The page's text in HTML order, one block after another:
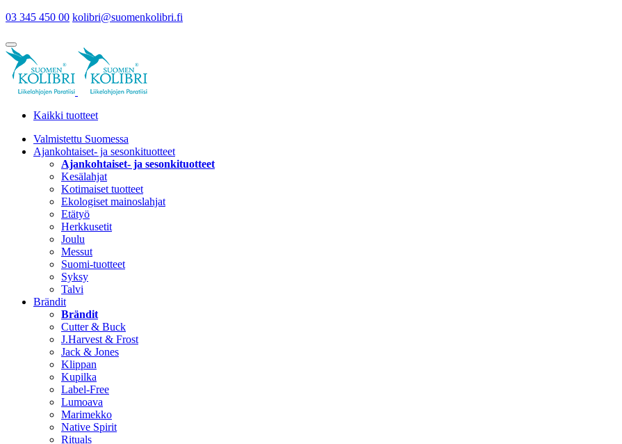
03 345 450 00 kolibri@suomenkolibri.fi
Kaikki tuotteet
Valmistettu Suomessa
Ajankohtaiset- ja sesonkituotteet
Ajankohtaiset- ja sesonkituotteet
Kesälahjat
Kotimaiset tuotteet
Ekologiset mainoslahjat
Etätyö
Herkkusetit
Joulu
Messut
Suomi-tuotteet
Syksy
Talvi
Brändit
Brändit
Cutter & Buck
J.Harvest & Frost
Jack & Jones
Klippan
Kupilka
Label-Free
Lumoava
Marimekko
Native Spirit
Rituals